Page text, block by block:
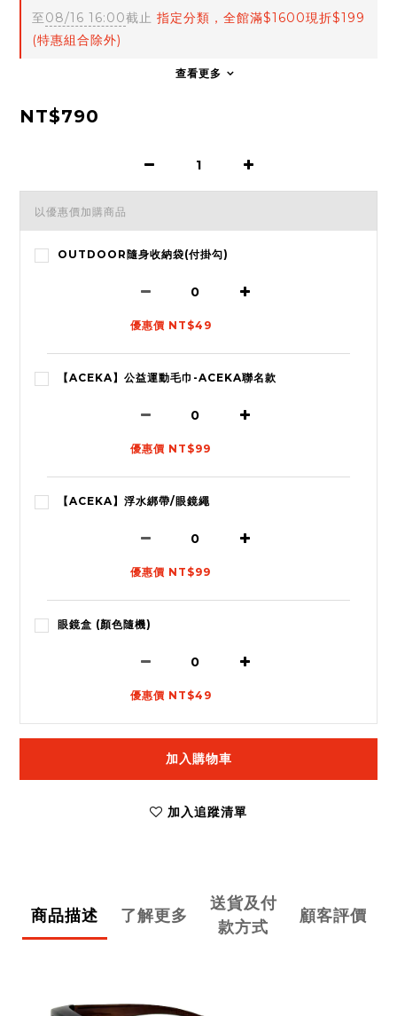
至08/16 16:00截止 指定分類，全館滿$1600現折$199
(特惠組合除外)
查看更多
NT$790
以優惠價加購商品
OUTDOOR隨身收納袋(付掛勾)
優惠價 NT$49
【ACEKA】公益運動毛巾-ACEKA聯名款
優惠價 NT$99
【ACEKA】浮水綁帶/眼鏡繩
優惠價 NT$99
眼鏡盒 (顏色隨機)
優惠價 NT$49
加入購物車
加入追蹤清單
商品描述 了解更多
送貨及付
款方式
顧客評價